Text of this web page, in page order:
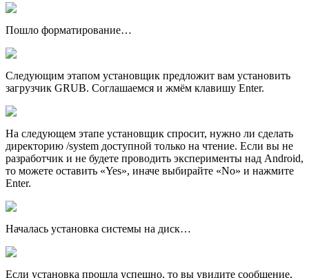
Пошло форматирование…
Следующим этапом установщик предложит вам установить
загрузчик GRUB. Соглашаемся и жмём клавишу Enter.
На следующем этапе установщик спросит, нужно ли сделать
директорию /system доступной только на чтение. Если вы не
разработчик и не будете проводить эксперименты над Android,
то можете оставить «Yes», иначе выбирайте «No» и нажмите
Enter.
Началась установка системы на диск…
Если установка прошла успешно, то вы увидите сообщение,